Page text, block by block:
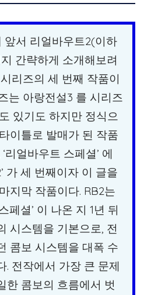
앞서 리얼바우트2(이하
간략하게 소개해보려
리즈의 세 번째 작품이
는 아랑전설3 를 시리즈
있기도 하지만 정식으
이틀로 발매가 된 작품
리얼바우트 스페셜’ 에
가 세 번째이자 이 글을
지막 작품이다. RB2는
페셜’ 이 나온 지 1년 뒤
시스템을 기본으로, 전
콤보 시스템을 대폭 수
. 전작에서 가장 큰 문제
한 콤보의 흐름에서 벗